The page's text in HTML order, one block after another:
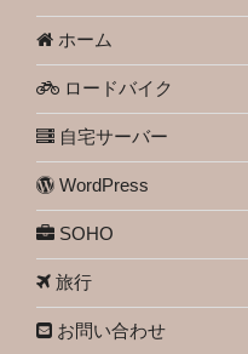
ホーム
ロードバイク
自宅サーバー
WordPress
SOHO
旅行
お問い合わせ